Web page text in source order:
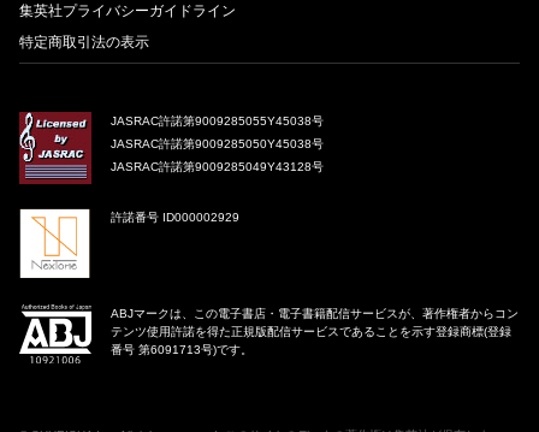
集英社プライバシーガイドライン
特定商取引法の表示
JASRAC許諾第9009285055Y45038号
JASRAC許諾第9009285050Y45038号
JASRAC許諾第9009285049Y43128号
許諾番号 ID000002929
ABJマークは、この電子書店・電子書籍配信サービスが、著作権者からコン
テンツ使用許諾を得た正規版配信サービスであることを示す登録商標(登録
番号 第6091713号)です。